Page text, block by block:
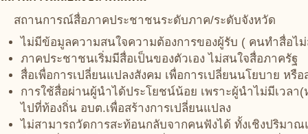
สถานการณ์สื่อภาคประชาชนระดับภาค/ระดับจังหวัด
ไม่มีข้อมูลความสนใจความต้องการของผู้รับ ( คนทำสื่อไ
ภาคประชาชนเริ่มมีสื่อเป็นของตัวเอง ไม่สนใจสื่อภาครัฐ
สื่อเพื่อการเปลี่ยนแปลงสังคม เพื่อการเปลี่ยนนโยบาย หรื
การใช้สื่อผ่านผู้นำได้ประโยชน์น้อย เพราะผู้นำไม่มีเวล
ไปที่ท้องถิ่น อบต.เพื่อสร้างการเปลี่ยนแปลง
ไม่สามารถวัดการสะท้อนกลับจากคนฟังได้ ทั้งเชิงปริมา